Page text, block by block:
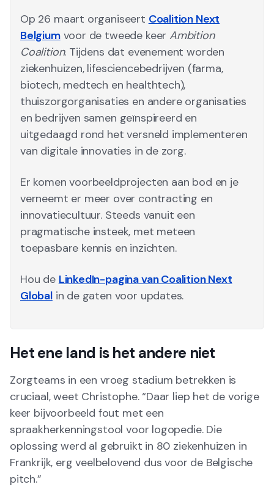
Op 26 maart organiseert Coalition Next
Belgiumvoor de tweede keer Ambition
Coalition. Tijdens dat evenement worden
ziekenhuizen, lifesciencebedrijven (farma,
biotech, medtech en healthtech),
thuiszorgorganisaties en andere organisaties
en bedrijven samen geïnspireerd en
uitgedaagd rond het versneld implementeren
van digitale innovaties in de zorg.
Er komen voorbeeldprojecten aan bod en je
verneemt er meer over contracting en
innovatiecultuur. Steeds vanuit een
pragmatische insteek, met meteen
toepasbare kennis en inzichten.
Hou de LinkedIn-pagina van Coalition Next
Globalin de gaten voor updates.
Het ene land is het andere niet
Zorgteams in een vroeg stadium betrekken is
cruciaal, weet Christophe. “Daar liep het de vorige
keer bijvoorbeeld fout met een
spraakherkenningstool voor logopedie. Die
oplossing werd al gebruikt in 80 ziekenhuizen in
Frankrijk, erg veelbelovend dus voor de Belgische
pitch.”